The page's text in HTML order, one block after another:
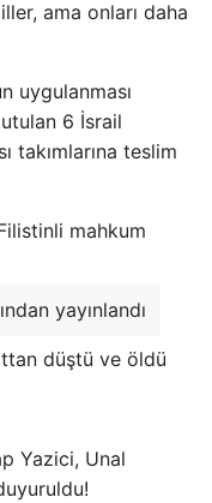
ama onları daha
uygulanması
6 İsrail
takımlarına teslim
mahkum
yayınlandı
düştü ve öldü
Yazici, Unal